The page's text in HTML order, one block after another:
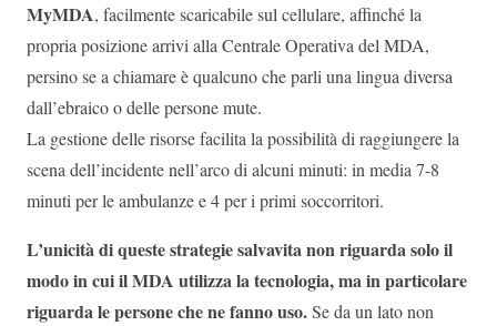
MyMDA, facilmente scaricabile sul cellulare, affinché la
propria posizione arrivi alla Centrale Operativa del MDA,
persino se a chiamare è qualcuno che parli una lingua diversa
dall’ebraico o delle persone mute.
La gestione delle risorse facilita la possibilità di raggiungere la
scena dell’incidente nell’arco di alcuni minuti: in media 7-8
minuti per le ambulanze e 4 per i primi soccorritori.
L’unicità di queste strategie salvavita non riguarda solo il
modo in cui il MDA utilizza la tecnologia, ma in particolare
riguarda le persone che ne fanno uso.Se da un lato non